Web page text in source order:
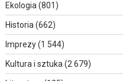
Ekologia(801)
Historia(662)
Imprezy(1 544)
Kultura i sztuka(2 679)